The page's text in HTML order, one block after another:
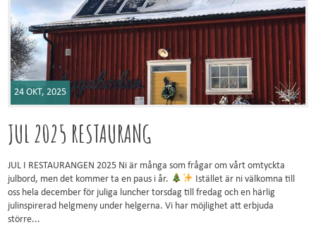
24 OKT, 2025
JUL 2025 RESTAURANG
JUL I RESTAURANGEN 2025 Ni är många som frågar om vårt omtyckta
julbord, men det kommer ta en paus i år.
Istället är ni välkomna till
oss hela december för juliga luncher torsdag till fredag och en härlig
julinspirerad helgmeny under helgerna. Vi har möjlighet att erbjuda
större...